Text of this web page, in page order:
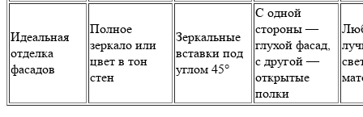
Идеальная
отделка
фасадов
Полное
зеркало или
цвет в тон
стен
Зеркальные
вставки под
углом 45°
С одной
стороны —
глухой фасад,
с другой —
открытые
полки